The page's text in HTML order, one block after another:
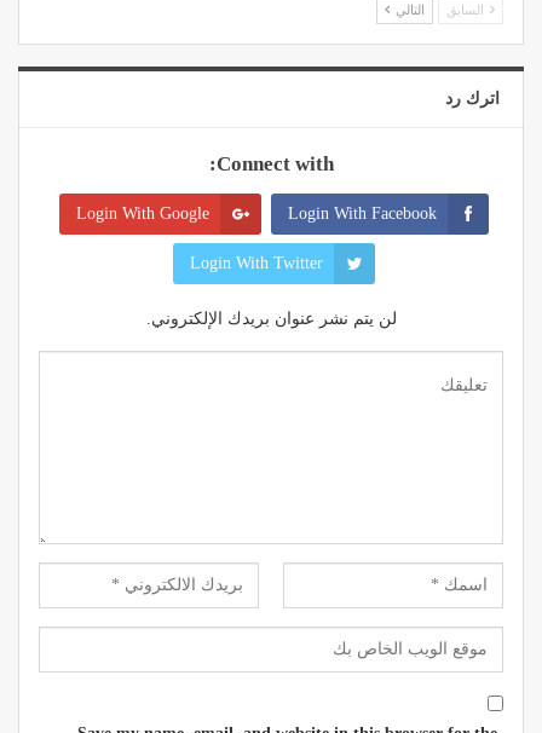
السابق التالي
اترك رد
Connect with:
Login With Facebook
Login With Google
Login With Twitter
لن يتم نشر عنوان بريدك الإلكتروني.